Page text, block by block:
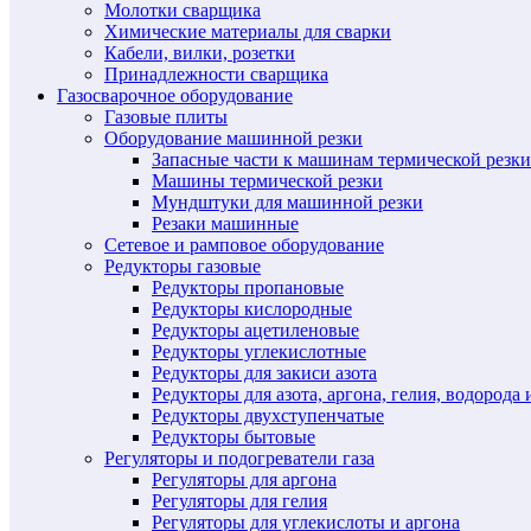
Молотки сварщика
Химические материалы для сварки
Кабели, вилки, розетки
Принадлежности сварщика
Газосварочное оборудование
Газовые плиты
Оборудование машинной резки
Запасные части к машинам термической резки
Машины термической резки
Мундштуки для машинной резки
Резаки машинные
Сетевое и рамповое оборудование
Редукторы газовые
Редукторы пропановые
Редукторы кислородные
Редукторы ацетиленовые
Редукторы углекислотные
Редукторы для закиси азота
Редукторы для азота, аргона, гелия, водорода
Редукторы двухступенчатые
Редукторы бытовые
Регуляторы и подогреватели газа
Регуляторы для аргона
Регуляторы для гелия
Регуляторы для углекислоты и аргона